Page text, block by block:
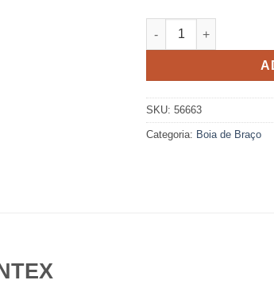
Boia de Braço Ursinho
SKU: 56663
Categoria: Boia de Braço